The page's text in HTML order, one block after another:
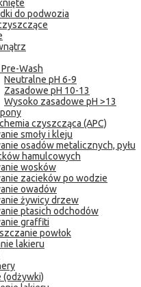
do podwozia
Wash
Neutralne pH 6-9
Zasadowe pH 10-13
Wysoko zasadowe pH >13
czyszcząca (APC)
smoły i kleju
osadów metalicznych, pyłu
hamulcowych
wosków
zacieków po wodzie
owadów
żywicy drzew
ptasich odchodów
graffiti
powłok
lakieru
(odżywki)